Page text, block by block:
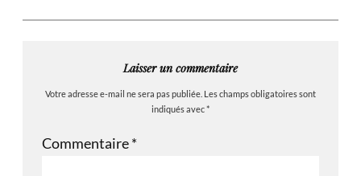
Laisser un commentaire
Votre adresse e-mail ne sera pas publiée. Les champs obligatoires sont
indiqués avec*
Commentaire*